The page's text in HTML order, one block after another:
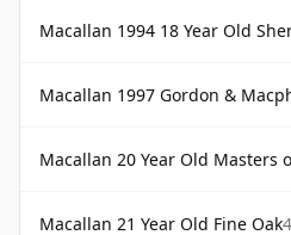
Macallan 1994 18 Year Old
Macallan 1997 Gordon &
Macallan 20 Year Old Masters of
Macallan 21 Year Old Fine Oak